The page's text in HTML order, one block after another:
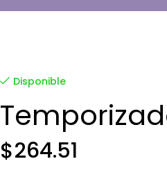
Disponible
$264.51